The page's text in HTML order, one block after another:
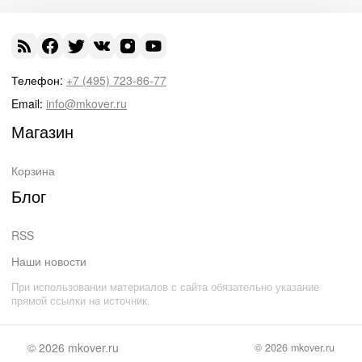
Телефон: +7 (495) 723-86-77
Email: info@mkover.ru
Магазин
Корзина
Блог
RSS
Наши новости
При использовании материалов с сайта обязательно указание
прямой ссылки на источник.
© 2026 mkover.ru © 2026 mkover.ru